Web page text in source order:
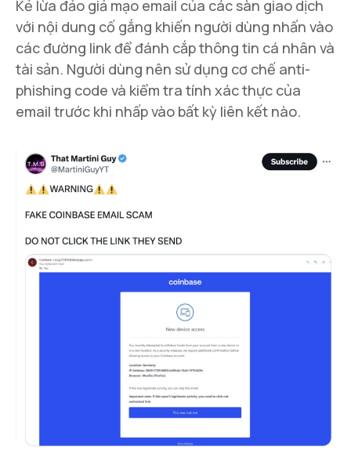
Kẻ lừa đảo giả mạo email của các sàn giao dịch
với nội dung cố gắng khiến người dùng nhấn vào
các đường link để đánh cắp thông tin cá nhân và
tài sản. Người dùng nên sử dụng cơ chế anti-
phishing code và kiểm tra tính xác thực của
email trước khi nhấp vào bất kỳ liên kết nào.